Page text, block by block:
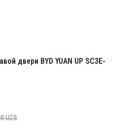
двери BYD YUAN UP SC3E-
UZS